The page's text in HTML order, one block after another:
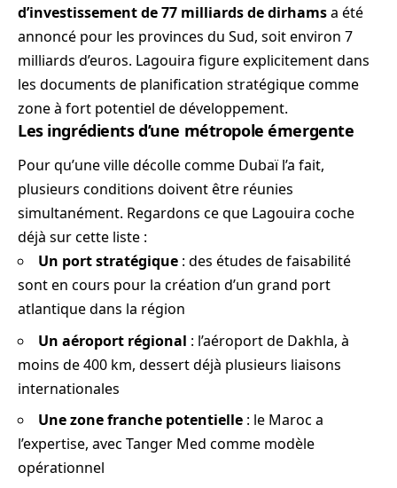
d’investissement de 77 milliards de dirhamsa été
annoncé pour les provinces du Sud, soit environ 7
milliards d’euros. Lagouira figure explicitement dans
les documents de planification stratégique comme
zone à fort potentiel de développement.
Les ingrédients d’une métropole émergente
Pour qu’une ville décolle comme Dubaï l’a fait,
plusieurs conditions doivent être réunies
simultanément. Regardons ce que Lagouira coche
déjà sur cette liste :
Un port stratégique : des études de faisabilité
sont en cours pour la création d’un grand port
atlantique dans la région
Un aéroport régional : l’aéroport de Dakhla, à
moins de 400 km, dessert déjà plusieurs liaisons
internationales
Une zone franche potentielle : le Maroc a
l’expertise, avec Tanger Med comme modèle
opérationnel